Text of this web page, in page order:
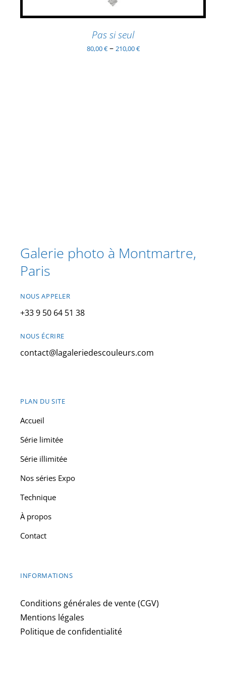
LA
Pas si seul
80,00€– 210,00€
Galerie photo à Montmartre,
Paris
NOUS APPELER
+33 9 50 64 51 38
NOUS ÉCRIRE
contact@lagaleriedescouleurs.com
PLAN DU SITE
Accueil
Série limitée
Série illimitée
Nos séries Expo
Technique
À propos
Contact
INFORMATIONS
Conditions générales de vente (CGV)
Mentions légales
Politique de confidentialité